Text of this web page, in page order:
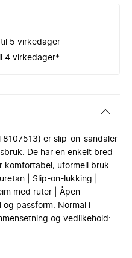
5 virkedager
4 virkedager*
8107513) er slip-on-sandaler
De har en enkelt bred
komfortabel, uformell bruk.
| Slip-on-lukking |
med ruter | Åpen
og passform: Normal i
og vedlikehold: